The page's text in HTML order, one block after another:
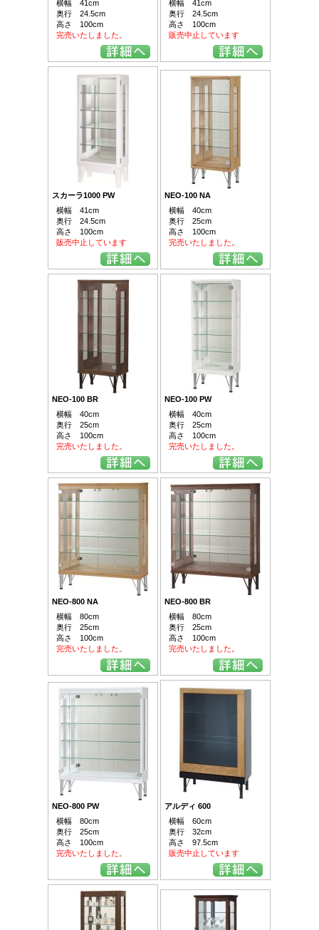
横幅 41cm
奥行 24.5cm
高さ 100cm
完売いたしました。
横幅 41cm
奥行 24.5cm
高さ 100cm
販売中止しています
スカーラ1000 PW
横幅 41cm
奥行 24.5cm
高さ 100cm
販売中止しています
NEO-100 NA
横幅 40cm
奥行 25cm
高さ 100cm
完売いたしました。
NEO-100 BR
横幅 40cm
奥行 25cm
高さ 100cm
完売いたしました。
NEO-100 PW
横幅 40cm
奥行 25cm
高さ 100cm
完売いたしました。
NEO-800 NA
横幅 80cm
奥行 25cm
高さ 100cm
完売いたしました。
NEO-800 BR
横幅 80cm
奥行 25cm
高さ 100cm
完売いたしました。
NEO-800 PW
横幅 80cm
奥行 25cm
高さ 100cm
完売いたしました。
アルディ 600
横幅 60cm
奥行 32cm
高さ 97.5cm
販売中止しています